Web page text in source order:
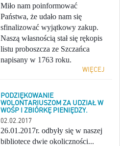
Miło nam poinformować
Państwa, że udało nam się
sfinalizować wyjątkowy zakup.
Naszą własnością stał się rękopis
listu proboszcza ze Szczańca
napisany w 1763 roku.
WIĘCEJ
PODZIĘKOWANIE
WOLONTARIUSZOM ZA UDZIAŁ W
WOŚP I ZBIÓRKĘ PIENIĘDZY.
02.02.2017
26.01.2017r. odbyły się w naszej
bibliotece dwie okoliczności...